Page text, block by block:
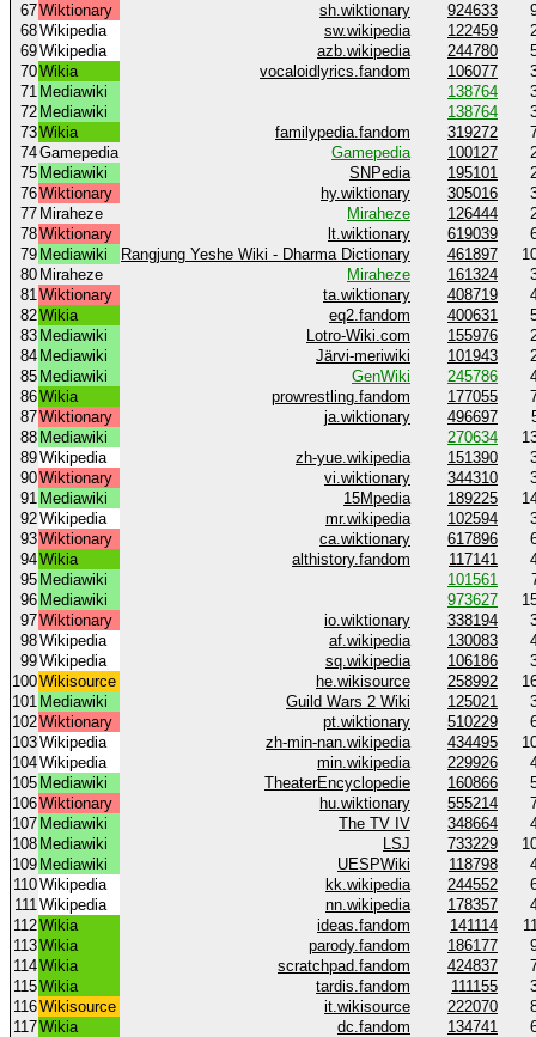
67Wiktionary sh.wiktionary 924633
68Wikipedia sw.wikipedia 122459
69Wikipedia azb.wikipedia 244780
70Wikia vocaloidlyrics.fandom 106077
71 Mediawiki 138764
72 Mediawiki 138764
73Wikia familypedia.fandom 319272
74Gamepedia Gamepedia 100127
75 Mediawiki SNPedia 195101
76Wiktionary hy.wiktionary 305016
77 Miraheze Miraheze 126444
78Wiktionary lt.wiktionary 619039
79 Mediawiki Rangjung Yeshe Wiki - Dharma Dictionary 461897
80 Miraheze Miraheze 161324
81Wiktionary ta.wiktionary 408719
82Wikia eq2.fandom 400631
83 Mediawiki Lotro-Wiki.com 155976
84 Mediawiki Järvi-meriwiki 101943
85 Mediawiki GenWiki 245786
86Wikia prowrestling.fandom 177055
87Wiktionary ja.wiktionary 496697
88 Mediawiki 270634
89Wikipedia zh-yue.wikipedia 151390
90Wiktionary vi.wiktionary 344310
91 Mediawiki 15Mpedia 189225
92Wikipedia mr.wikipedia 102594
93Wiktionary ca.wiktionary 617896
94Wikia althistory.fandom 117141
95 Mediawiki 101561
96 Mediawiki 973627
97Wiktionary io.wiktionary 338194
98Wikipedia af.wikipedia 130083
99Wikipedia sq.wikipedia 106186
100Wikisource he.wikisource 258992
101 Mediawiki Guild Wars 2 Wiki 125021
102Wiktionary pt.wiktionary 510229
103Wikipedia zh-min-nan.wikipedia 434495
104Wikipedia min.wikipedia 229926
105 Mediawiki TheaterEncyclopedie 160866
106Wiktionary hu.wiktionary 555214
107 Mediawiki The TV IV 348664
108 Mediawiki LSJ 733229
109 Mediawiki UESPWiki 118798
110Wikipedia kk.wikipedia 244552
111Wikipedia nn.wikipedia 178357
112Wikia ideas.fandom 141114
113Wikia parody.fandom 186177
114Wikia scratchpad.fandom 424837
115Wikia tardis.fandom 111155
116Wikisource it.wikisource 222070
117Wikia dc.fandom 134741